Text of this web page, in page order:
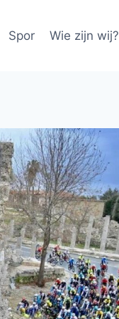
Spor Wie zijn wij?